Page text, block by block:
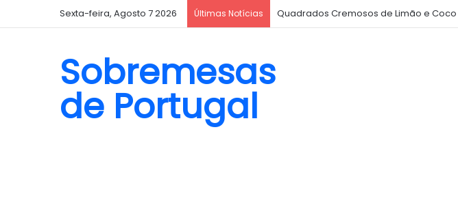
Sexta-feira, Agosto 7 2026 Últimas Notícias Quadrados Cremosos de Limão e Coco
Sobremesas
de Portugal